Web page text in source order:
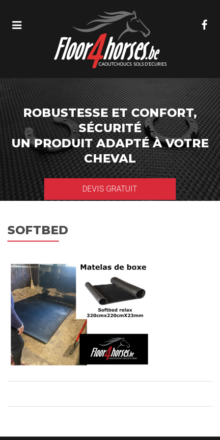
ROBUSTESSE ET CONFORT,
SÉCURITÉ
UN PRODUIT ADAPTÉ À VOTRE
CHEVAL
DEVIS GRATUIT
SOFTBED